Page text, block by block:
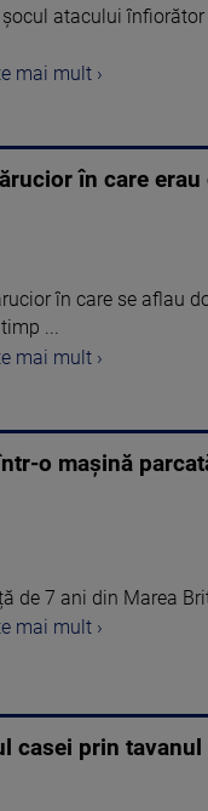
șocul atacului
mai mult ›
în care
în care se aflau
...
mai mult ›
o mașină
de 7 ani din Marea
mai mult ›
casei prin